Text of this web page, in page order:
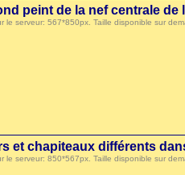
peint de la nef centrale
le serveur: 567*850px. Taille disponible sur
et chapiteaux différents
le serveur: 850*567px. Taille disponible sur